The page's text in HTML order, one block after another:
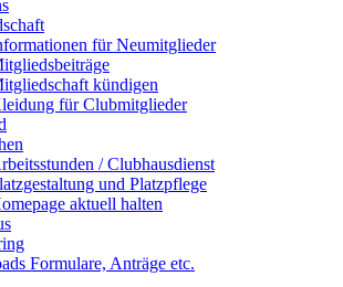
für Neumitglieder
kündigen
für Clubmitglieder
/ Clubhausdienst
und Platzpflege
aktuell halten
Formulare, Anträge etc.